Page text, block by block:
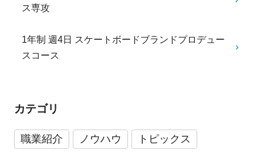
ス専攻
1年制 週4日 スケートボードブランドプロデュー
スコース
カテゴリ
職業紹介 ノウハウ トピックス